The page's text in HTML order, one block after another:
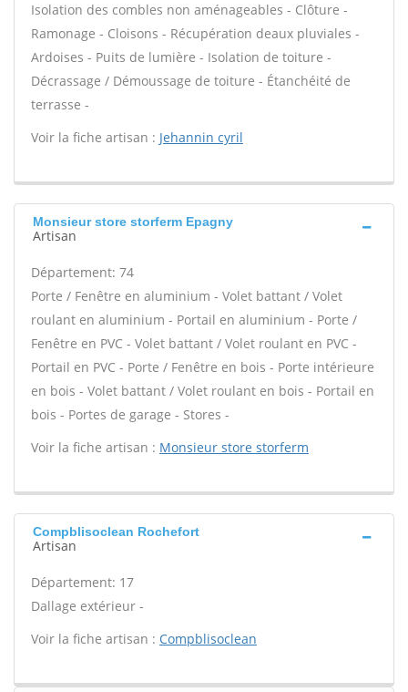
Isolation des combles non aménageables - Clôture -
Ramonage - Cloisons - Récupération deaux pluviales -
Ardoises - Puits de lumière - Isolation de toiture -
Décrassage / Démoussage de toiture - Étanchéité de
terrasse -
Voir la fiche artisan : Jehannin cyril
Monsieur store storferm Epagny
Artisan
Département: 74
Porte / Fenêtre en aluminium - Volet battant / Volet
roulant en aluminium - Portail en aluminium - Porte /
Fenêtre en PVC - Volet battant / Volet roulant en PVC -
Portail en PVC - Porte / Fenêtre en bois - Porte intérieure
en bois - Volet battant / Volet roulant en bois - Portail en
bois - Portes de garage - Stores -
Voir la fiche artisan : Monsieur store storferm
Compblisoclean Rochefort
Artisan
Département: 17
Dallage extérieur -
Voir la fiche artisan : Compblisoclean